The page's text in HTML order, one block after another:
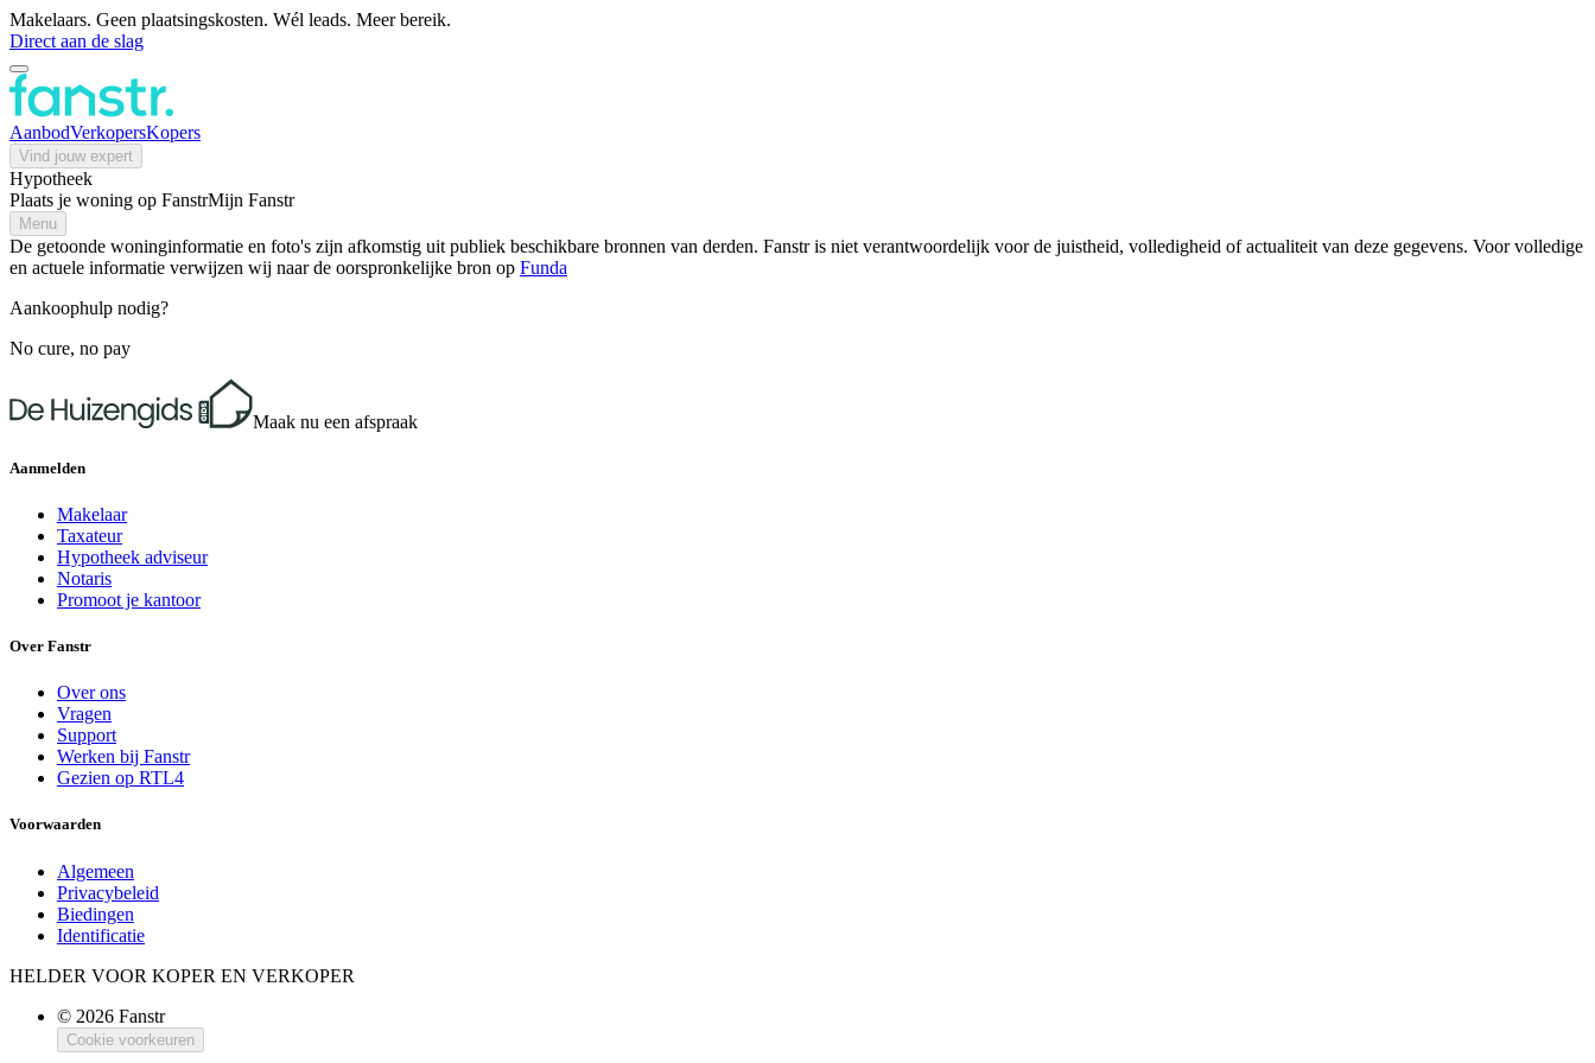
Makelaars. Geen plaatsingskosten. Wél leads. Meer bereik.
Direct aan de slag
AanbodVerkopersKopers
Vind jouw expert
Hypotheek
Plaats je woning op FanstrMijn Fanstr
Menu
De getoonde woninginformatie en foto's zijn afkomstig uit publiek beschikbare bronnen van derden. Fanstr is niet verantwoordelijk voor de juistheid, volledigheid of actualiteit van deze gegevens. Voor volledige
en actuele informatie verwijzen wij naar de oorspronkelijke bron op Funda
Aankoophulp nodig?
No cure, no pay
Maak nu een afspraak
Aanmelden
Makelaar
Taxateur
Hypotheek adviseur
Notaris
Promoot je kantoor
Over Fanstr
Over ons
Vragen
Support
Werken bij Fanstr
Gezien op RTL4
Voorwaarden
Algemeen
Privacybeleid
Biedingen
Identificatie
HELDER VOOR KOPER EN VERKOPER
© 2026 Fanstr
Cookie voorkeuren